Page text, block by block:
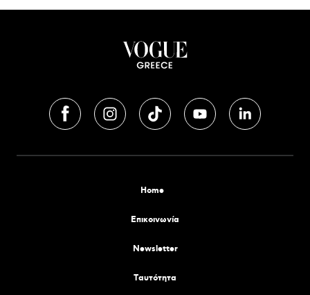
Home
Επικοινωνία
Newsletter
Tαυτότητα